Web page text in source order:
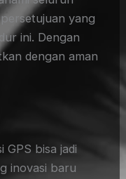
yang
ini. Dengan
dengan aman
GPS bisa jadi
inovasi baru